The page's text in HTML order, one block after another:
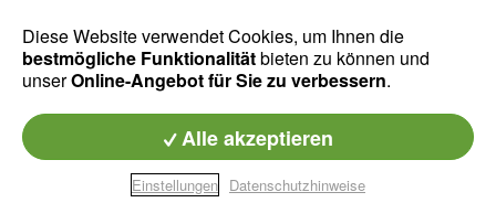
Diese Website verwendet Cookies, um Ihnen die
bestmögliche Funktionalitätbieten zu können und
unserOnline-Angebot für Sie zu verbessern.
Alle akzeptieren
Einstellungen Datenschutzhinweise